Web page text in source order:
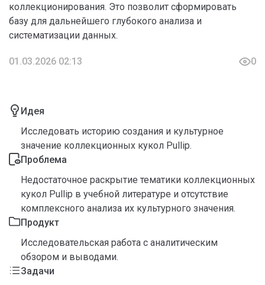
коллекционирования. Это позволит сформировать
базу для дальнейшего глубокого анализа и
систематизации данных.
01.03.2026 02:13 0
Идея
Исследовать историю создания и культурное
значение коллекционных кукол Pullip.
Проблема
Недостаточное раскрытие тематики коллекционных
кукол Pullip в учебной литературе и отсутствие
комплексного анализа их культурного значения.
Продукт
Исследовательская работа с аналитическим
обзором и выводами.
Задачи